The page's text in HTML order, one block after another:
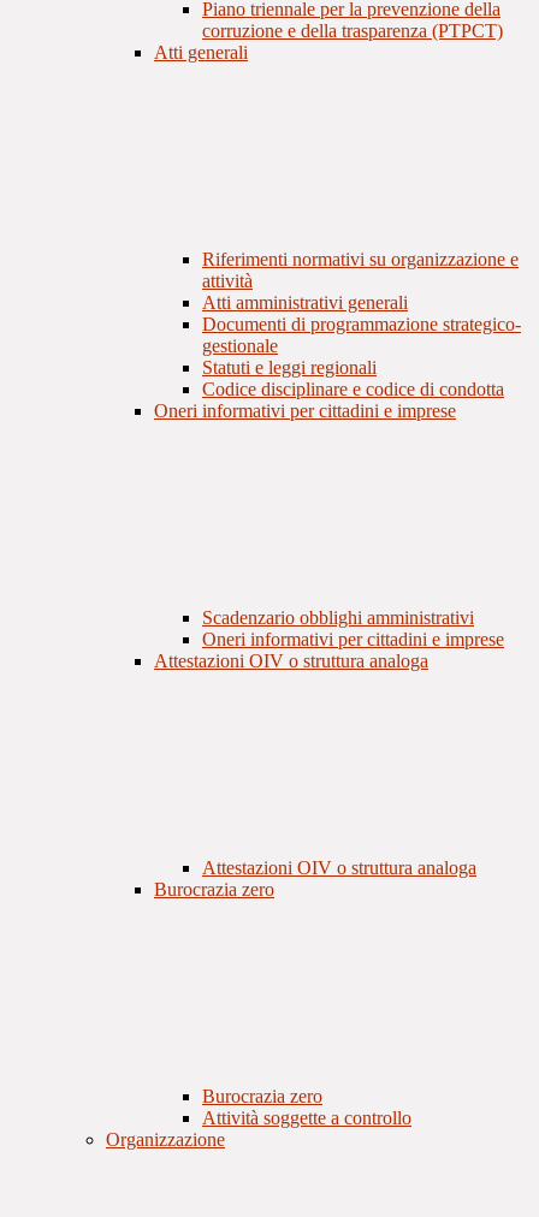
Piano triennale per la prevenzione della
corruzione e della trasparenza (PTPCT)
Atti generali
Riferimenti normativi su organizzazione e
attività
Atti amministrativi generali
Documenti di programmazione strategico-
gestionale
Statuti e leggi regionali
Codice disciplinare e codice di condotta
Oneri informativi per cittadini e imprese
Scadenzario obblighi amministrativi
Oneri informativi per cittadini e imprese
Attestazioni OIV o struttura analoga
Attestazioni OIV o struttura analoga
Burocrazia zero
Burocrazia zero
Attività soggette a controllo
Organizzazione